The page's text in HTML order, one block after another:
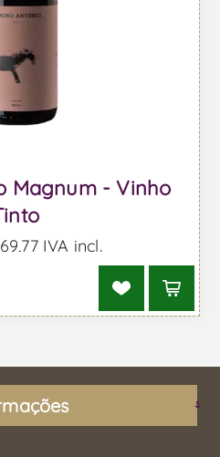
Magnum - Vinho
IVA incl.